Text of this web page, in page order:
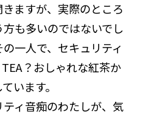
ますが、実際のところ
も多いのではないでし
一人で、セキュリティ
？おしゃれな紅茶か
います。
ィ音痴のわたしが、気